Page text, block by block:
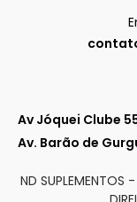
Av Jóquei Clube
Av. Barão de
ND